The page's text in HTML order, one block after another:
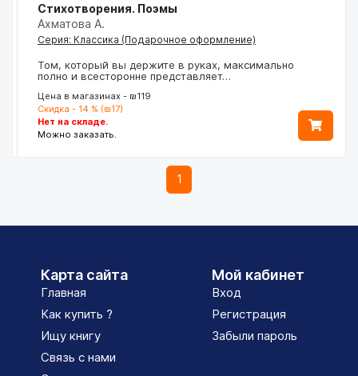
Стихотворения. Поэмы
Ахматова А.
Серия: Классика (Подарочное оформление)
Том, который вы держите в руках, максимально
полно и всесторонне представляет…
Цена в магазинах - ₪119
Скидка - 14 % (₪17)
Нет на складе.
Можно заказать.
1
Карта сайта
Главная
Как купить ?
Ищу книгу
Связь с нами
Мой кабинет
Вход
Регистрация
Забыли пароль